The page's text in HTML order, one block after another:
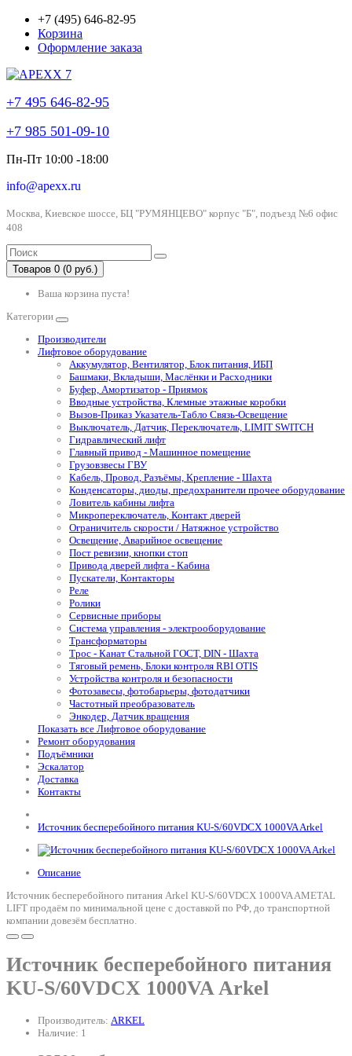
+7 (495) 646-82-95
Корзина
Оформление заказа
+7 495 646-82-95
+7 985 501-09-10
Пн-Пт 10:00 -18:00
info@apexx.ru
Москва, Киевское шоссе, БЦ "РУМЯНЦЕВО" корпус "Б", подъезд №6 офис
408
Товаров 0 (0 руб.)
Ваша корзина пуста!
Категории
Производители
Лифтовое оборудование
Аккумулятор, Вентилятор, Блок питания, ИБП
Башмаки, Вкладыши, Маслёнки и Расходники
Буфер, Амортизатор - Приямок
Вводные устройства, Клемные этажные коробки
Вызов-Приказ Указатель-Табло Связь-Освещение
Выключатель, Датчик, Переключатель, LIMIT SWITCH
Гидравлический лифт
Главный привод - Машинное помещение
Грузовзвесы ГВУ
Кабель, Провод, Разъёмы, Крепление - Шахта
Конденсаторы, диоды, предохранители прочее оборудование
Ловитель кабины лифта
Микропереключатель, Контакт дверей
Ограничитель скорости / Натяжное устройство
Освещение, Аварийное освещение
Пост ревизии, кнопки стоп
Привода дверей лифта - Кабина
Пускатели, Контакторы
Реле
Ролики
Сервисные приборы
Система управления - электрооборудование
Трансформаторы
Трос - Канат Стальной ГОСТ, DIN - Шахта
Тяговый ремень, Блоки контроля RBI OTIS
Устройства контроля и безопасности
Фотозавесы, фотобарьеры, фотодатчики
Частотный преобразователь
Энкодер, Датчик вращения
Показать все Лифтовое оборудование
Ремонт оборудования
Подъёмники
Эскалатор
Доставка
Контакты
Источник бесперебойного питания KU-S/60VDCX 1000VA Arkel
Описание
Источник бесперебойного питания Arkel KU-S/60VDCX 1000VA AMETAL
LIFT продаём по минимальной цене с доставкой по РФ, до транспортной
компании довезём бесплатно.
Источник бесперебойного питания
KU-S/60VDCX 1000VA Arkel
Производитель: ARKEL
Наличие: 1